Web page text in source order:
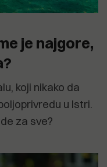
je najgore,
koji nikako da
u Istri.
za sve?